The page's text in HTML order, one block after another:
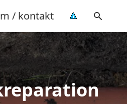
/ kontakt